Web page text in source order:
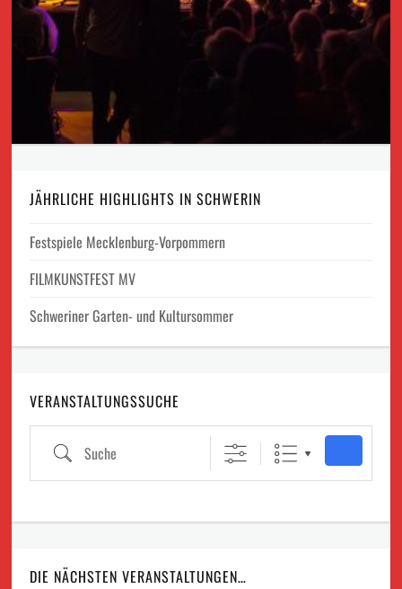
JÄHRLICHE HIGHLIGHTS IN SCHWERIN
Festspiele Mecklenburg-Vorpommern
FILMKUNSTFEST MV
Schweriner Garten- und Kultursommer
VERANSTALTUNGSSUCHE
Suche
DIE NÄCHSTEN VERANSTALTUNGEN…